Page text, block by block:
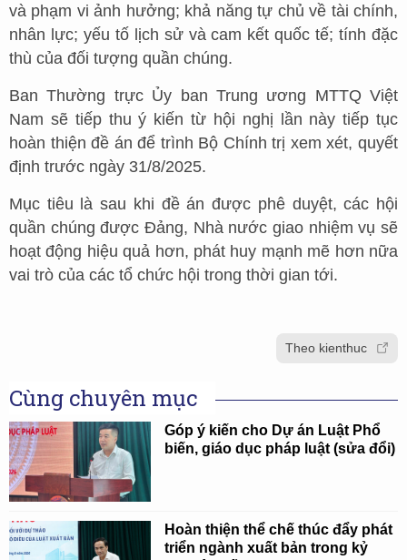
và phạm vi ảnh hưởng; khả năng tự chủ về tài chính,
nhân lực; yếu tố lịch sử và cam kết quốc tế; tính đặc
thù của đối tượng quần chúng.
Ban Thường trực Ủy ban Trung ương MTTQ Việt
Nam sẽ tiếp thu ý kiến từ hội nghị lần này tiếp tục
hoàn thiện đề án để trình Bộ Chính trị xem xét, quyết
định trước ngày 31/8/2025.
Mục tiêu là sau khi đề án được phê duyệt, các hội
quần chúng được Đảng, Nhà nước giao nhiệm vụ sẽ
hoạt động hiệu quả hơn, phát huy mạnh mẽ hơn nữa
vai trò của các tổ chức hội trong thời gian tới.
Theo kienthuc
Cùng chuyên mục
Góp ý kiến cho Dự án Luật Phổ
biến, giáo dục pháp luật (sửa đổi)
Hoàn thiện thể chế thúc đẩy phát
triển ngành xuất bản trong kỷ